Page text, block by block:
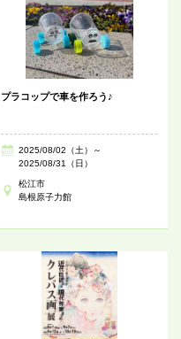
プラコップで車を作ろう♪
2025/08/02（土）～
2025/08/31（日）
松江市
島根原子力館